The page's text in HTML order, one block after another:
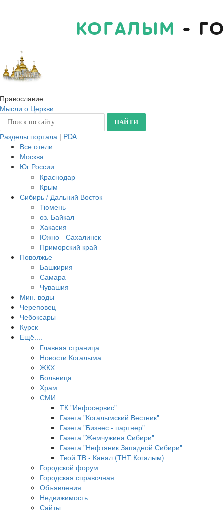
КОГАЛЫМ -
Православие
Мысли о Церкви
Разделы портала | PDA
Все отели
Москва
Юг России
Краснодар
Крым
Сибирь / Дальний Восток
Тюмень
оз. Байкал
Хакасия
Южно - Сахалинск
Приморский край
Поволжье
Башкирия
Самара
Чувашия
Мин. воды
Череповец
Чебоксары
Курск
Ещё....
Главная страница
Новости Когалыма
ЖКХ
Больница
Храм
СМИ
ТК "Инфосервис"
Газета "Когалымский Вестник"
Газета "Бизнес - партнер"
Газета "Жемчужина Сибири"
Газета "Нефтяник Западной Сибири"
Твой ТВ - Канал (ТНТ Когалым)
Городской форум
Городская справочная
Объявления
Недвижимость
Сайты